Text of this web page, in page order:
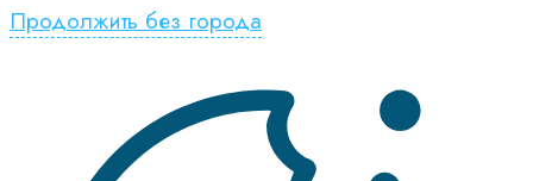
Продолжить без города